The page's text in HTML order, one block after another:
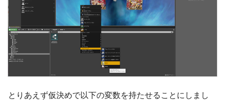
とりあえず仮決めで以下の変数を持たせることにしまし